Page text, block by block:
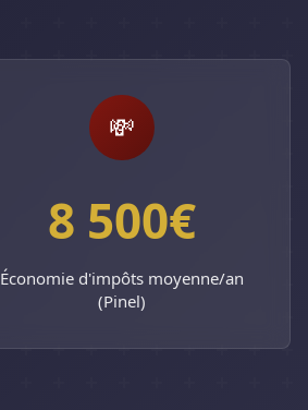
💸
8 500€
Économie d'impôts moyenne/an
(Pinel)